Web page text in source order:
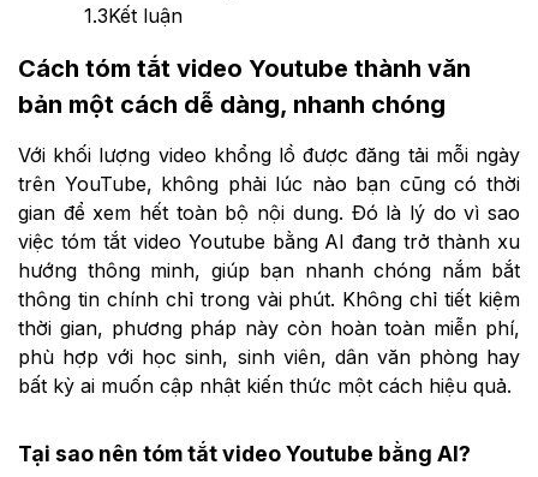
1.3Kết luận
Cách tóm tắt video Youtube thành văn
bản một cách dễ dàng, nhanh chóng
Với khối lượng video khổng lồ được đăng tải mỗi ngày
trên YouTube, không phải lúc nào bạn cũng có thời
gian để xem hết toàn bộ nội dung. Đó là lý do vì sao
việc tóm tắt video Youtube bằng AI đang trở thành xu
hướng thông minh, giúp bạn nhanh chóng nắm bắt
thông tin chính chỉ trong vài phút. Không chỉ tiết kiệm
thời gian, phương pháp này còn hoàn toàn miễn phí,
phù hợp với học sinh, sinh viên, dân văn phòng hay
bất kỳ ai muốn cập nhật kiến thức một cách hiệu quả.
Tại sao nên tóm tắt video Youtube bằng AI?